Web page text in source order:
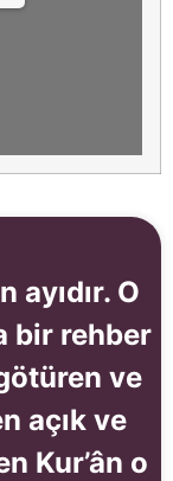
ayıdır. O
bir rehber
ve
açık ve
Kur’ân o